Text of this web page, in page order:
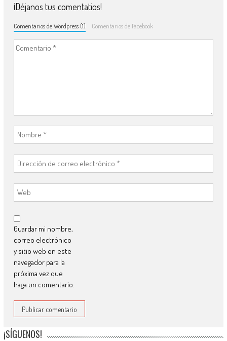
¡Déjanos tus comentatios!
Comentarios de Wordpress (1) Comentarios de Facebook
Guardar mi nombre,
correo electrónico
y sitio web en este
navegador para la
próxima vez que
haga un comentario.
¡SÍGUENOS!